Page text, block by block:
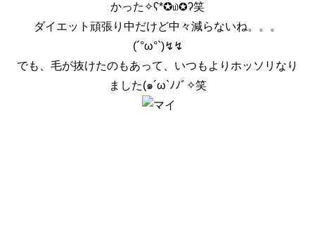
かった✧ʕ*✪௰✪ʔ笑
ダイエット頑張り中だけど中々減らないね。。。
(´°ω°`)↯↯
でも、毛が抜けたのもあって、いつもよりホッソリなり
ました(๑´ω`ﾉﾉﾞ✧笑